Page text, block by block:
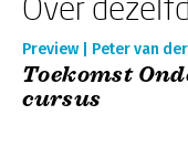
Preview | Peter van
Toekomst
cursus